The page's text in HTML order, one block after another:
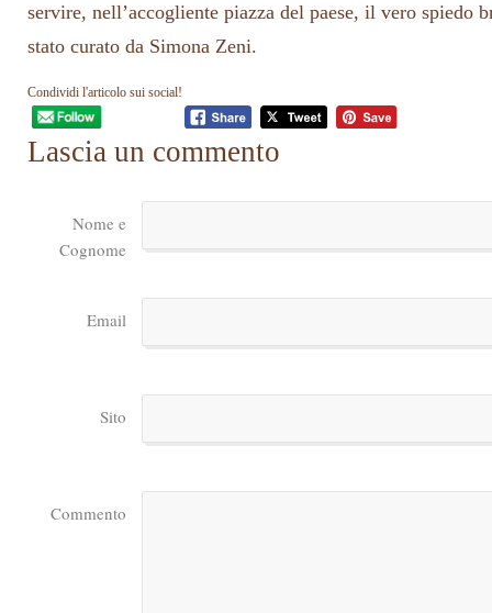
servire, nell’accogliente piazza del paese, il vero spiedo
stato curato da Simona Zeni.
Condividi l'articolo sui social!
Lascia un commento
Nome e
Cognome
Email
Sito
Commento